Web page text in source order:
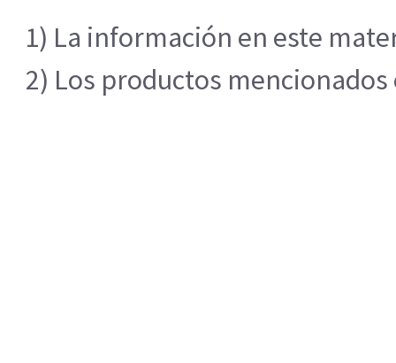
1) La información en este
2) Los productos